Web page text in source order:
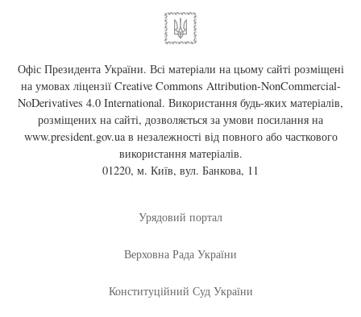
Офіс Президента України. Всі матеріали на цьому сайті розміщені
на умовах ліцензії Creative Commons Attribution-NonCommercial-
NoDerivatives 4.0 International. Використання будь-яких матеріалів,
розміщених на сайті, дозволяється за умови посилання на
www.president.gov.uaв незалежності від повного або часткового
використання матеріалів.
01220, м. Київ, вул. Банкова, 11
Урядовий портал
Верховна Рада України
Конституційний Суд України